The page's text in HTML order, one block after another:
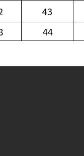
43
44